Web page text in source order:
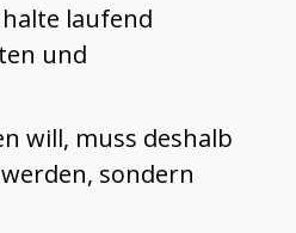
laufend
und
will, muss deshalb
sondern